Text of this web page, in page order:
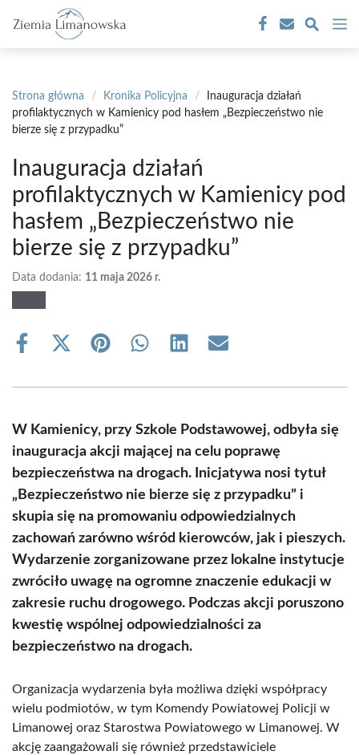
treści
Strona główna / Kronika Policyjna /
Inauguracja działań
profilaktycznych w Kamienicy pod hasłem „Bezpieczeństwo nie
bierze się z przypadku”
Inauguracja działań
profilaktycznych w Kamienicy pod
hasłem „Bezpieczeństwo nie
bierze się z przypadku”
Data dodania: 11 maja 2026 r.
Share
Share
(Twitter)
Share Share Share Share
W Kamienicy, przy Szkole Podstawowej, odbyła się
inauguracja akcji mającej na celu poprawę
bezpieczeństwa na drogach. Inicjatywa nosi tytuł
„Bezpieczeństwo nie bierze się z przypadku” i
skupia się na promowaniu odpowiedzialnych
zachowań zarówno wśród kierowców, jak i pieszych.
Wydarzenie zorganizowane przez lokalne instytucje
zwróciło uwagę na ogromne znaczenie edukacji w
zakresie ruchu drogowego. Podczas akcji poruszono
kwestię wspólnej odpowiedzialności za
bezpieczeństwo na drogach.
Organizacja wydarzenia była możliwa dzięki współpracy
wielu podmiotów, w tym Komendy Powiatowej Policji w
Limanowej oraz Starostwa Powiatowego w Limanowej. W
akcję zaangażowali się również przedstawiciele